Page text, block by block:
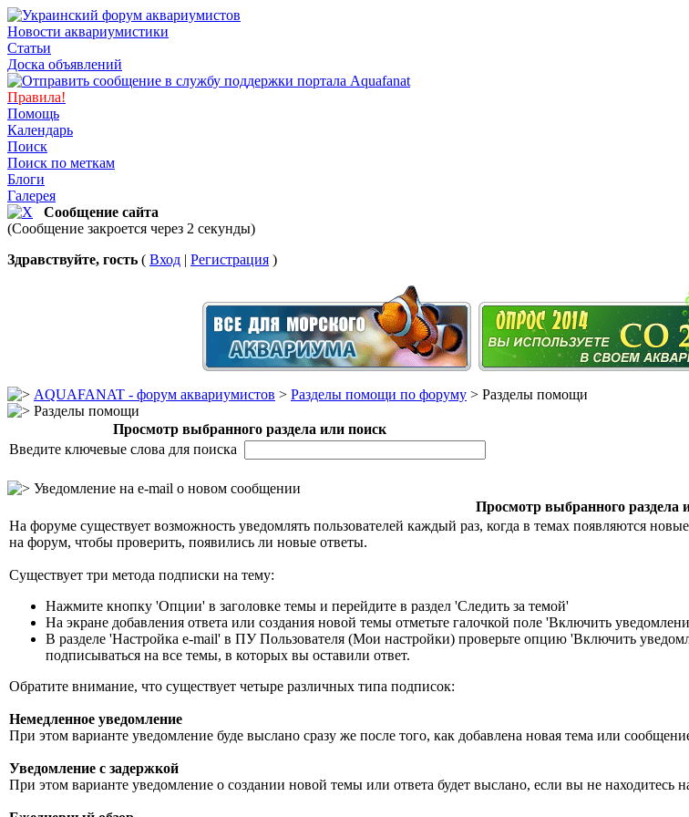
Новости аквариумистики
Статьи
Доска объявлений
Правила!
Помощь
Календарь
Поиск
Поиск по меткам
Блоги
Галерея
Сообщение сайта
(Сообщение закроется через 2 секунды)
Здравствуйте, гость ( Вход | Регистрация )
AQUAFANAT - форум аквариумистов > Разделы помощи по форуму > Разделы помощи
Разделы помощи
Просмотр выбранного раздела или поиск
Введите ключевые слова для поиска
Уведомление на е-mail о новом сообщении
Просмотр выбранного раздела
На форуме существует возможность уведомлять пользователей каждый раз, когда в темах появляются
на форум, чтобы проверить, появились ли новые ответы.
Существует три метода подписки на тему:
Нажмите кнопку 'Опции' в заголовке темы и перейдите в раздел 'Следить за темой'
На экране добавления ответа или создания новой темы отметьте галочкой поле 'Включить
В разделе 'Настройка е-mail' в ПУ Пользователя (Мои настройки) проверьте опцию 'Включить
подписываться на все темы, в которых вы оставили ответ.
Обратите внимание, что существует четыре различных типа подписок:
Немедленное уведомление
При этом варианте уведомление буде выслано сразу же после того, как добавлена новая тема или
Уведомление с задержкой
При этом варианте уведомление о создании новой темы или ответа будет выслано, если вы не находитесь